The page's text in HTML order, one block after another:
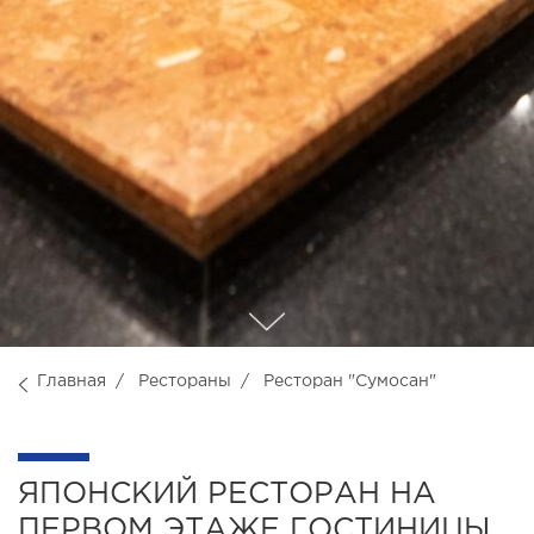
Главная Рестораны Ресторан "Сумосан"
ЯПОНСКИЙ РЕСТОРАН НА